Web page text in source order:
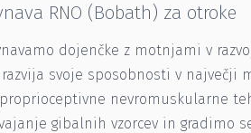
RNO (Bobath) za otroke
dojenčke z motnjami v
svoje sposobnosti v
proprioceptivne
gibalnih vzorcev in gradimo